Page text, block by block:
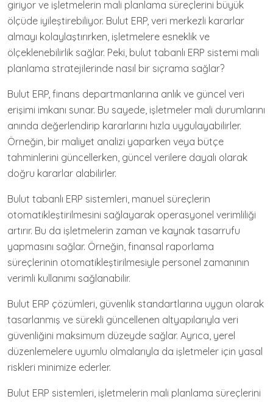
giriyor ve işletmelerin mali planlama süreçlerini büyük
ölçüde iyileştirebiliyor. Bulut ERP, veri merkezli kararlar
almayı kolaylaştırırken, işletmelere esneklik ve
ölçeklenebilirlik sağlar. Peki, bulut tabanlı ERP sistemi mali
planlama stratejilerinde nasıl bir sıçrama sağlar?
Bulut ERP, finans departmanlarına anlık ve güncel veri
erişimi imkanı sunar. Bu sayede, işletmeler mali durumlarını
anında değerlendirip kararlarını hızla uygulayabilirler.
Örneğin, bir maliyet analizi yaparken veya bütçe
tahminlerini güncellerken, güncel verilere dayalı olarak
doğru kararlar alabilirler.
Bulut tabanlı ERP sistemleri, manuel süreçlerin
otomatikleştirilmesini sağlayarak operasyonel verimliliği
artırır. Bu da işletmelerin zaman ve kaynak tasarrufu
yapmasını sağlar. Örneğin, finansal raporlama
süreçlerinin otomatikleştirilmesiyle personel zamanının
verimli kullanımı sağlanabilir.
Bulut ERP çözümleri, güvenlik standartlarına uygun olarak
tasarlanmış ve sürekli güncellenen altyapılarıyla veri
güvenliğini maksimum düzeyde sağlar. Ayrıca, yerel
düzenlemelere uyumlu olmalarıyla da işletmeler için yasal
riskleri minimize ederler.
Bulut ERP sistemleri, işletmelerin mali planlama süreçlerini